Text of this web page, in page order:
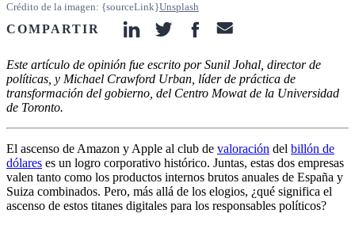
Crédito de la imagen: {sourceLink}Unsplash
COMPARTIR linkedin-icon
twitter-iconfacebook-icon
email-icon
Este artículo de opinión fue escrito por Sunil Johal, director de
políticas, y Michael Crawford Urban, líder de práctica de
transformación del gobierno, del Centro Mowat de la Universidad
de Toronto.
El ascenso de Amazon y Apple al club de valoración del billón de
dólares es un logro corporativo histórico. Juntas, estas dos empresas
valen tanto como los productos internos brutos anuales de España y
Suiza combinados. Pero, más allá de los elogios, ¿qué significa el
ascenso de estos titanes digitales para los responsables políticos?